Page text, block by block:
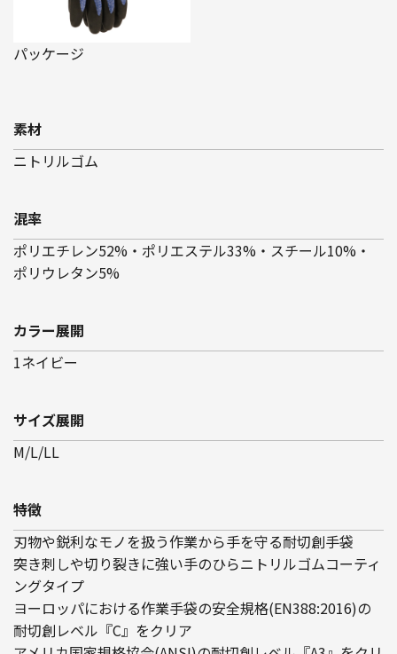
パッケージ
素材
ニトリルゴム
混率
ポリエチレン52%・ポリエステル33%・スチール10%・
ポリウレタン5%
カラー展開
1ネイビー
サイズ展開
M/L/LL
特徴
刃物や鋭利なモノを扱う作業から手を守る耐切創手袋
突き刺しや切り裂きに強い手のひらニトリルゴムコーティ
ングタイプ
ヨーロッパにおける作業手袋の安全規格(EN388:2016)の
耐切創レベル『C』をクリア